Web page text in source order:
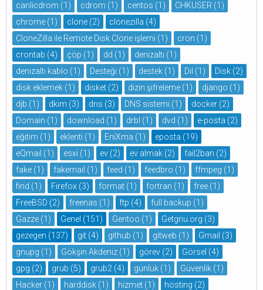
canlicdrom (1) cdrom (1) centos (1) CHKUSER (1)
chrome (1) clone (2) clonezilla (4)
CloneZilla ile Remote Disk Clone işlemi (1) cron (1)
crontab (4) çöp (1) dd (1) denizaltı (1)
denizaltı kablo (1) Desteği (1) destek (1) Dil (1) Disk (2)
disk eklemek (1) disket (2) dizin şifreleme (1) django (1)
djb (1) dkim (3) dns (3) DNS sistemi (1) docker (2)
Domain (1) download (1) drbl (1) dvd (1) e-posta (2)
eğitim (1) eklenti (1) EniXma (1) eposta (19)
eQmail (1) esxi (1) ev (2) ev almak (2) fail2ban (2)
fake (1) fakemail (1) feed (1) feedbro (1) ffmpeg (1)
find (1) Firefox (3) format (1) fortran (1) free (1)
FreeBSD (2) freenas (1) ftp (4) full backup (1)
Gazze (1) Genel (151) Gentoo (1) Getgnu.org (3)
gezegen (137) git (4) github (1) gitweb (1) Gmail (3)
gnupg (1) Gökşin Akdeniz (1) görev (2) Görsel (4)
gpg (2) grub (5) grub2 (4) günlük (1) Güvenlik (1)
Hacker (1) harddisk (1) hizmet (1) hosting (2)